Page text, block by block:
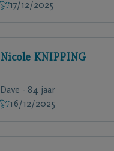
17/12/2025
Nicole KNIPPING
Dave - 84 jaar
16/12/2025